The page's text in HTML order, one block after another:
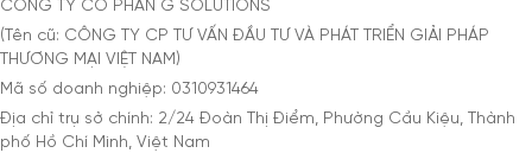
CÔNG TY CỔ PHẦN G SOLUTIONS
(Tên cũ: CÔNG TY CP TƯ VẤN ĐẦU TƯ VÀ PHÁT TRIỂN GIẢI PHÁP
THƯƠNG MẠI VIỆT NAM)
Mã số doanh nghiệp: 0310931464
Địa chỉ trụ sở chính: 2/24 Đoàn Thị Điểm, Phường Cầu Kiệu, Thành
phố Hồ Chí Minh, Việt Nam